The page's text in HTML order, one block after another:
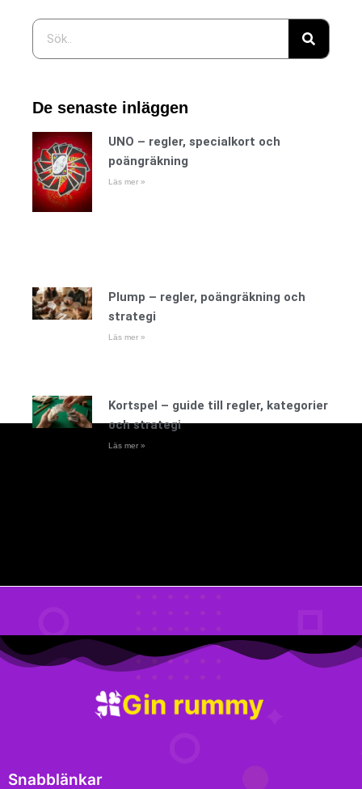
De senaste inläggen
UNO – regler, specialkort och
poängräkning
Läs mer »
Plump – regler, poängräkning och
strategi
Läs mer »
Kortspel – guide till regler, kategorier
och strategi
Läs mer »
Snabblänkar